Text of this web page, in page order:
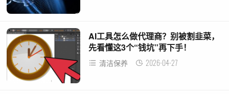
AI工具怎么做代理商？别被割韭菜，
先看懂这3个“钱坑”再下手！
清洁保养 2026-04-27